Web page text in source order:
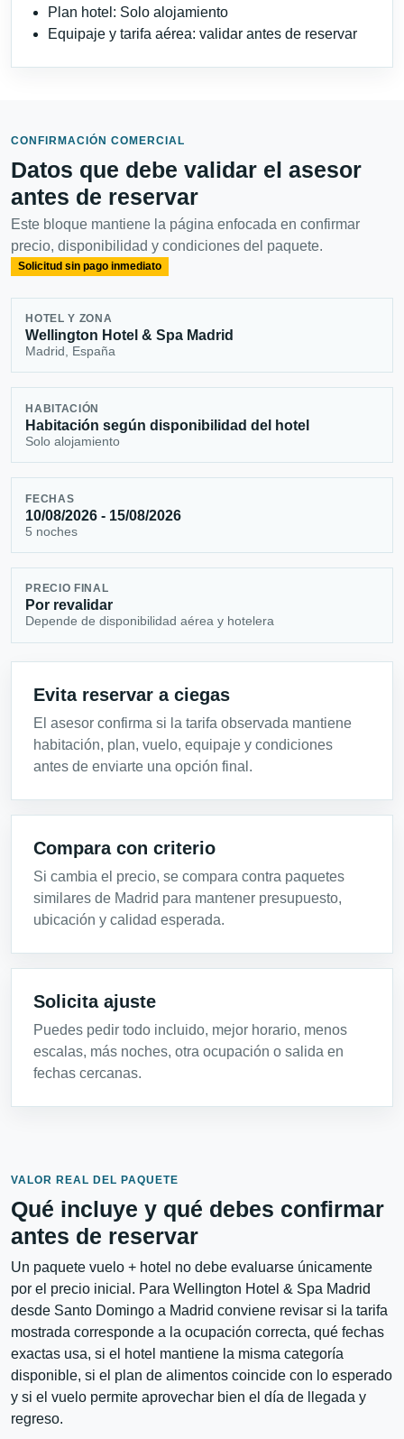
Plan hotel: Solo alojamiento
Equipaje y tarifa aérea: validar antes de reservar
CONFIRMACIÓN COMERCIAL
Datos que debe validar el asesor
antes de reservar
Este bloque mantiene la página enfocada en confirmar
precio, disponibilidad y condiciones del paquete.
Solicitud sin pago inmediato
HOTEL Y ZONA
Wellington Hotel & Spa Madrid
Madrid, España
HABITACIÓN
Habitación según disponibilidad del hotel
Solo alojamiento
FECHAS
10/08/2026 - 15/08/2026
5 noches
PRECIO FINAL
Por revalidar
Depende de disponibilidad aérea y hotelera
Evita reservar a ciegas
El asesor confirma si la tarifa observada mantiene
habitación, plan, vuelo, equipaje y condiciones
antes de enviarte una opción final.
Compara con criterio
Si cambia el precio, se compara contra paquetes
similares de Madrid para mantener presupuesto,
ubicación y calidad esperada.
Solicita ajuste
Puedes pedir todo incluido, mejor horario, menos
escalas, más noches, otra ocupación o salida en
fechas cercanas.
VALOR REAL DEL PAQUETE
Qué incluye y qué debes confirmar
antes de reservar
Un paquete vuelo + hotel no debe evaluarse únicamente
por el precio inicial. Para Wellington Hotel & Spa Madrid
desde Santo Domingo a Madrid conviene revisar si la tarifa
mostrada corresponde a la ocupación correcta, qué fechas
exactas usa, si el hotel mantiene la misma categoría
disponible, si el plan de alimentos coincide con lo esperado
y si el vuelo permite aprovechar bien el día de llegada y
regreso.